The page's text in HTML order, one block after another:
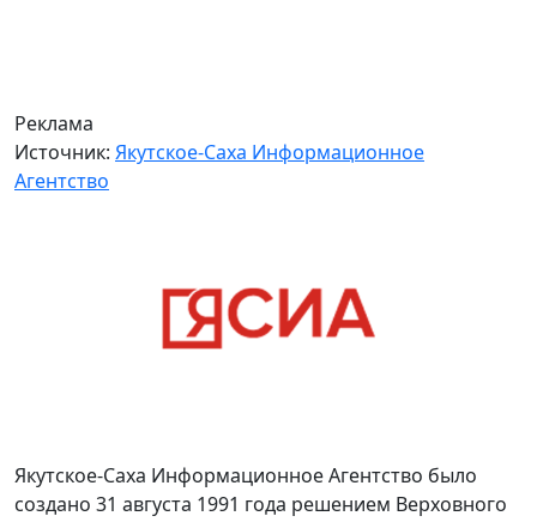
Реклама
Источник: Якутское-Саха Информационное
Агентство
Якутское-Саха Информационное Агентство было
создано 31 августа 1991 года решением Верховного